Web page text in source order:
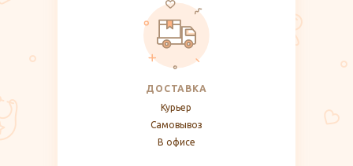
ДОСТАВКА
Курьер
Самовывоз
В офисе